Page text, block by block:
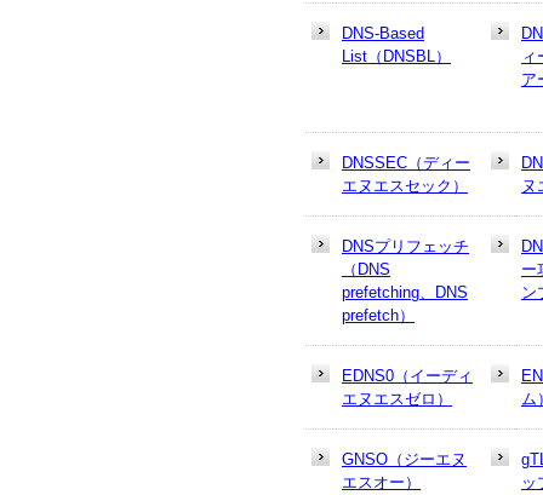
DNS-Based
List（DNSBL）
ィ
ア
DNSSEC（ディー
エヌエスセック）
ヌ
DNSプリフェッチ
（DNS
prefetching、DNS
prefetch）
ー
ン
EDNS0（イーディ
エヌエスゼロ）
ム
GNSO（ジーエヌ
エスオー）
ッ